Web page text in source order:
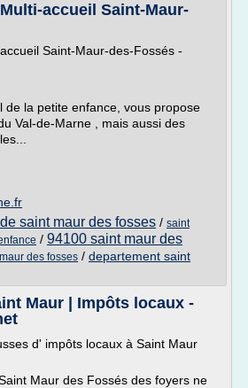
accueil Saint-Maur-
Saint-Maur-des-Fossés -
de la petite enfance, vous propose
Val-de-Marne , mais aussi des
saint maur des fosses / saint
/ 94100 saint maur des
des fosses / departement saint
Maur | Impôts locaux -
d' impôts locaux à Saint Maur
Maur des Fossés des foyers ne